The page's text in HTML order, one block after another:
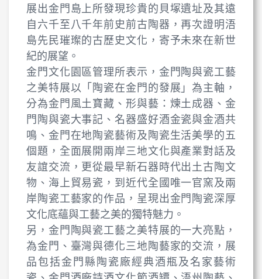
展出金門島上所發現珍貴的貝塚遺址及其遠
自六千至八千年前史前古陶器，再次證明浯
島先民璀璨的古歷史文化，寄予未來在新世
紀的展望。
金門文化園區管理所表示，金門陶與瓷工藝
之美特展以「陶瓷在金門的發展」為主軸，
分為金門風土寶藏、形與藝：煉土成器、金
門陶與瓷大事記、名器盛好酒金瓷與金酒共
鳴、金門在地陶瓷藝術及陶瓷生活美學的五
個題，全面展開兩岸三地文化與產業對話及
友誼交流，更從最早新石器時代出土古陶文
物、海上貿易瓷，到近代全國唯一官窯及兩
岸陶瓷工藝家的作品，呈現出金門陶瓷深厚
文化底蘊與工藝之美的獨特魅力。
另，金門陶與瓷工藝之美特展的一大亮點，
為金門、臺灣與德化三地陶藝家的交流，展
品包括金門縣陶瓷廠經典酒瓶及名家藝術